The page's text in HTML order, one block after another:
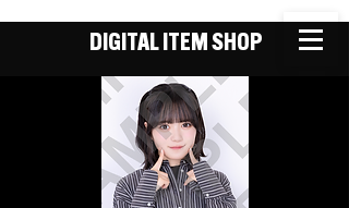
DIGITAL ITEM SHOP